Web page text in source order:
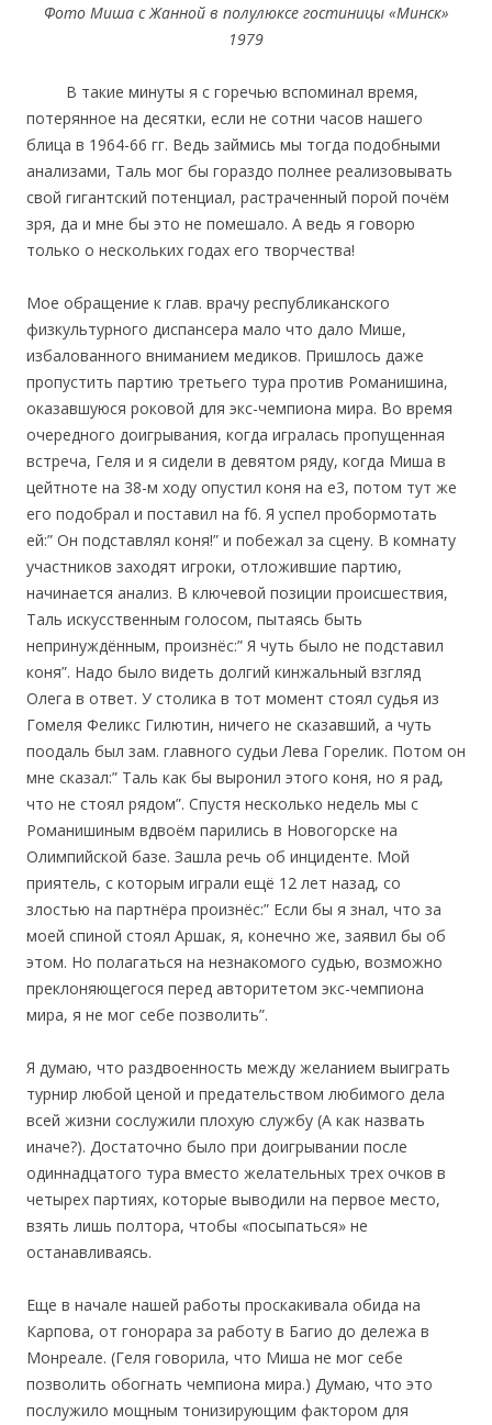
Фото Миша с Жанной в полулюксе гостиницы «Минск»
1979
В такие минуты я с горечью вспоминал время,
потерянное на десятки, если не сотни часов нашего
блица в 1964-66 гг. Ведь займись мы тогда подобными
анализами, Таль мог бы гораздо полнее реализовывать
свой гигантский потенциал, растраченный порой почём
зря, да и мне бы это не помешало. А ведь я говорю
только о нескольких годах его творчества!
Мое обращение к глав. врачу республиканского
физкультурного диспансера мало что дало Мише,
избалованного вниманием медиков. Пришлось даже
пропустить партию третьего тура против Романишина,
оказавшуюся роковой для экс-чемпиона мира. Во время
очередного доигрывания, когда игралась пропущенная
встреча, Геля и я сидели в девятом ряду, когда Миша в
цейтноте на 38-м ходу опустил коня на е3, потом тут же
его подобрал и поставил на f6. Я успел пробормотать
ей:” Он подставлял коня!” и побежал за сцену. В комнату
участников заходят игроки, отложившие партию,
начинается анализ. В ключевой позиции происшествия,
Таль искусственным голосом, пытаясь быть
непринуждённым, произнёс:” Я чуть было не подставил
коня”. Надо было видеть долгий кинжальный взгляд
Олега в ответ. У столика в тот момент стоял судья из
Гомеля Феликс Гилютин, ничего не сказавший, а чуть
поодаль был зам. главного судьи Лева Горелик. Потом он
мне сказал:” Таль как бы выронил этого коня, но я рад,
что не стоял рядом”. Спустя несколько недель мы с
Романишиным вдвоём парились в Новогорске на
Олимпийской базе. Зашла речь об инциденте. Мой
приятель, с которым играли ещё 12 лет назад, со
злостью на партнёра произнёс:” Если бы я знал, что за
моей спиной стоял Аршак, я, конечно же, заявил бы об
этом. Но полагаться на незнакомого судью, возможно
преклоняющегося перед авторитетом экс-чемпиона
мира, я не мог себе позволить”.
Я думаю, что раздвоенность между желанием выиграть
турнир любой ценой и предательством любимого дела
всей жизни сослужили плохую службу (А как назвать
иначе?). Достаточно было при доигрывании после
одиннадцатого тура вместо желательных трех очков в
четырех партиях, которые выводили на первое место,
взять лишь полтора, чтобы «посыпаться» не
останавливаясь.
Еще в начале нашей работы проскакивала обида на
Карпова, от гонорара за работу в Багио до дележа в
Монреале. (Геля говорила, что Миша не мог себе
позволить обогнать чемпиона мира.) Думаю, что это
послужило мощным тонизирующим фактором для